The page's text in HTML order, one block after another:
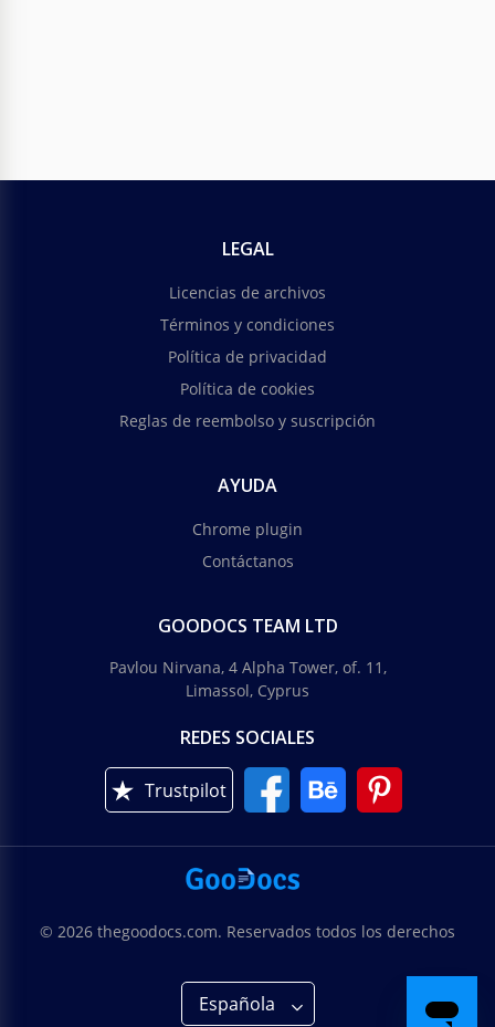
LEGAL
Licencias de archivos
Términos y condiciones
Política de privacidad
Política de cookies
Reglas de reembolso y suscripción
AYUDA
Chrome plugin
Contáctanos
GOODOCS TEAM LTD
Pavlou Nirvana, 4 Alpha Tower, of. 11,
Limassol, Cyprus
REDES SOCIALES
Trustpilot
© 2026 thegoodocs.com. Reservados todos los derechos
Española